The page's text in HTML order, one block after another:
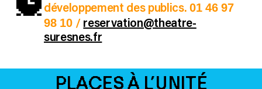
développement des publics.01 46 97
98 10 / reservation@theatre-
suresnes.fr
PLACES À L’UNITÉ